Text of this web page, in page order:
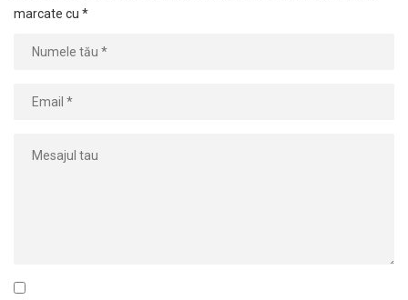
marcate cu *